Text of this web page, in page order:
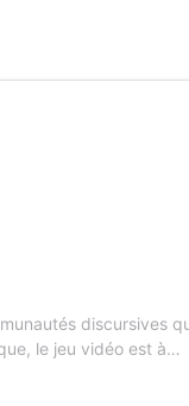
discursives
le jeu vidéo est à